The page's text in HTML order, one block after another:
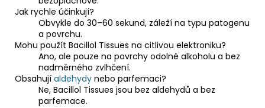
Jak rychle účinkují?
Obvykle do 30–60 sekund, záleží na typu patogenu
a povrchu.
Mohu použít Bacillol Tissues na citlivou elektroniku?
Ano, ale pouze na povrchy odolné alkoholu a bez
nadměrného zvlhčení.
Obsahují aldehydy nebo parfemaci?
Ne, Bacillol Tissues jsou bez aldehydů a bez
parfemace.